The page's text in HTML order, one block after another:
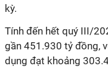
kỳ.
Tính đến hết quý III/
gần 451.930 tỷ đồng,
dụng đạt khoảng